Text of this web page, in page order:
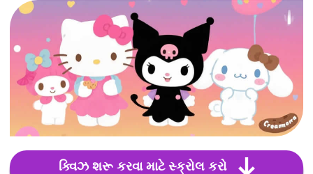
ક્વિઝ શરૂ કરવા માટે સ્ક્રોલ કરો